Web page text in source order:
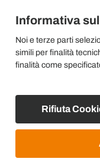
Informativa
Noi e terze parti
simili per finalità
finalità come
Rifiuta